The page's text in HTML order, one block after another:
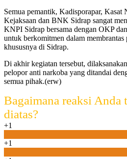
Semua pemantik, Kadisporapar, Kasat
Kejaksaan dan BNK Sidrap sangat
KNPI Sidrap bersama dengan OKP
untuk berkomitmen dalam membrantas
khususnya di Sidrap.
Di akhir kegiatan tersebut,
pelopor anti narkoba yang ditandai
semua pihak.(erw)
Bagaimana reaksi Anda
diatas?
+1
+1